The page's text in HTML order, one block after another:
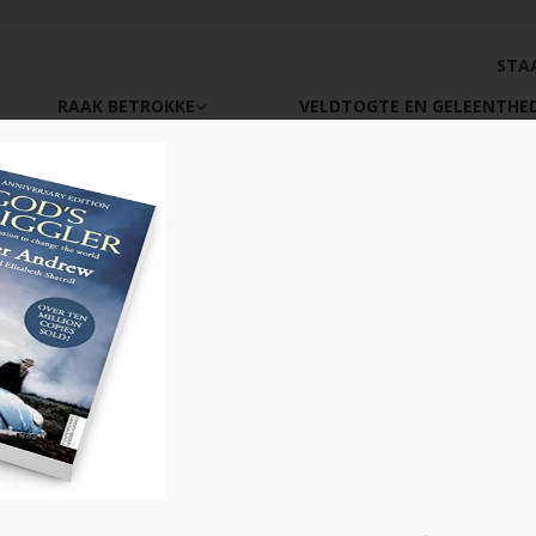
RAAK BETROKKE VELDTOGTE EN
web